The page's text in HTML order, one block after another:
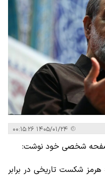
شخصی خود نوشت:
هرمز شکست تاریخی در برابر